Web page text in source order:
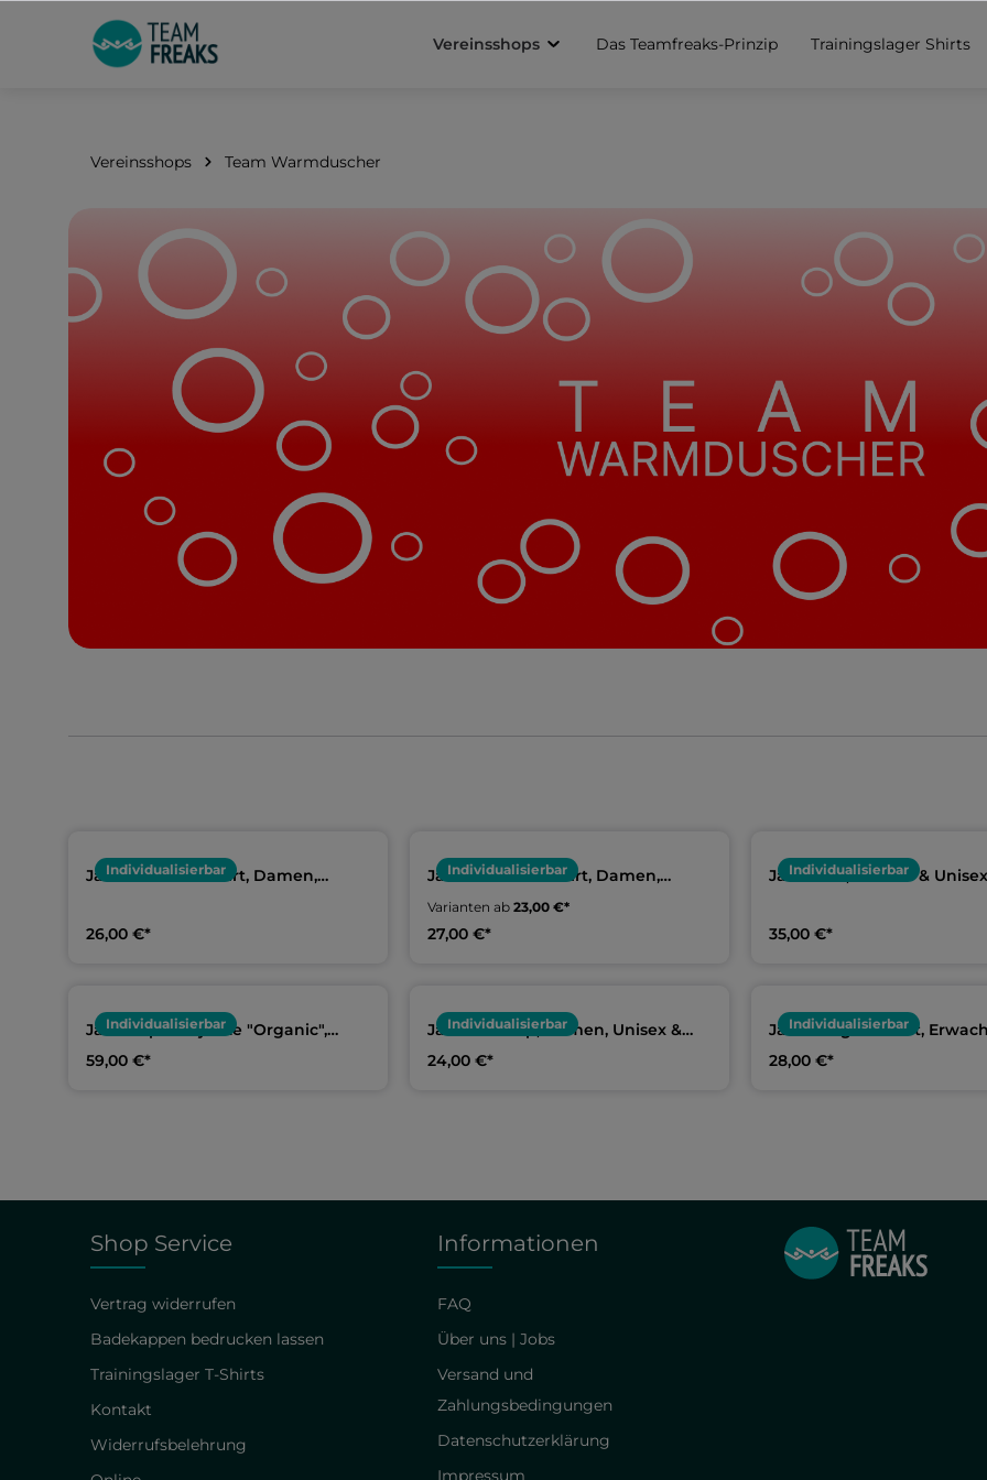
Zur Hauptnavigation springen
Vereinsshops
Das Teamfreaks-Prinzip Trainingslager Shirts
Vereinsshops Team Warmduscher
Individualisierbar
Jako Funktionsshirt, Damen,
26,00 €*
Individualisierbar
Jako Baumwollshirt, Damen,
Warmduscher
Varianten ab 23,00 €*
27,00 €*
Individualisierbar
Jako Polo, Damen & Unisex
35,00 €*
Individualisierbar
Jako Kapuzenjacke "Organic",
Warmduscher
59,00 €*
Individualisierbar
Jako Tanktop, Damen, Unisex &
24,00 €*
Individualisierbar
Jako Langarmshirt,
28,00 €*
Shop Service
Vertrag widerrufen
Badekappen bedrucken lassen
Trainingslager T-Shirts
Kontakt
Widerrufsbelehrung
Informationen
FAQ
Über uns | Jobs
Versand und
Zahlungsbedingungen
Datenschutzerklärung
Impressum